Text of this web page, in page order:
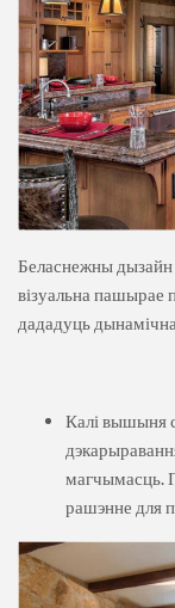
Беласнежны дызайн
візуальна пашырае
дададуць
Калі вышыня
магчымасць.
рашэнне для